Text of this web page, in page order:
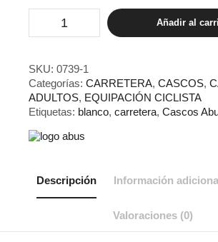
StormChaser
Polar
white
cantidad
Añadir al
SKU: 0739-1
Categorías: CARRETERA, CASCOS,
ADULTOS, EQUIPACIÓN CICLISTA
Etiquetas: blanco, carretera, Cascos
Descripción Información
Valoraciones (0)